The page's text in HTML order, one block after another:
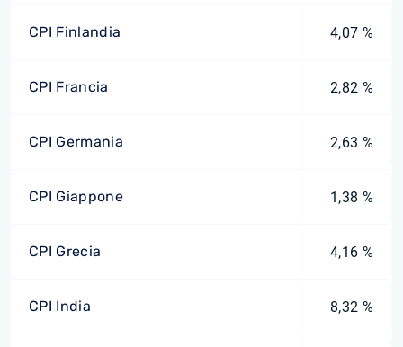
CPI Finlandia 4,07 %
CPI Francia 2,82 %
CPI Germania 2,63 %
CPI Giappone 1,38 %
CPI Grecia 4,16 %
CPI India 8,32 %